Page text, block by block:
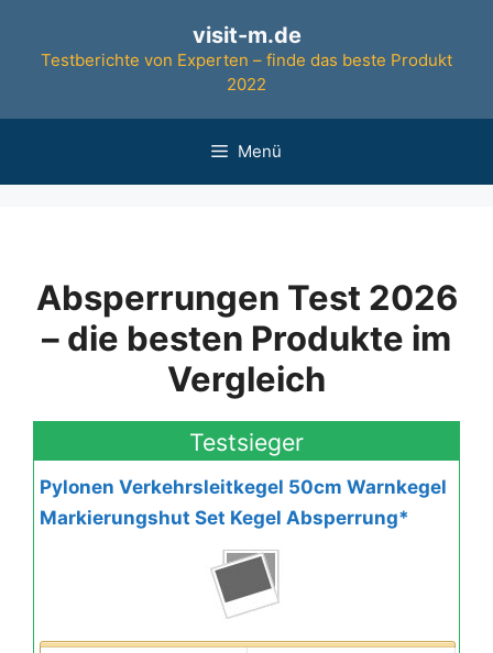
springen
visit-m.de
Testberichte von Experten – finde das beste Produkt
2022
Menü
Absperrungen Test 2026
– die besten Produkte im
Vergleich
Testsieger
Pylonen Verkehrsleitkegel 50cm Warnkegel
Markierungshut Set Kegel Absperrung*